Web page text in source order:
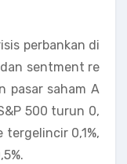
perbankan di
sentment re
pasar saham A
500 turun 0,
tergelincir 0,1%,